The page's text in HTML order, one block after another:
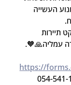
העשייה
תיירות
עמליה🙏🧡.
https://